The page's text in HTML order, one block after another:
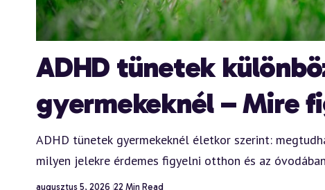
ADHD tünetek
gyermekeknél – Mire
ADHD tünetek gyermekeknél életkor szerint:
milyen jelekre érdemes figyelni otthon és az
augusztus 5, 2026 22 Min Read